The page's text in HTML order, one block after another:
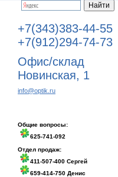
+7(343)383-44-55
+7(912)294-74-73
Офис/склад
Новинская, 1
info@optik.ru
Общие вопросы:
625-741-092
Отдел продаж:
411-507-400 Сергей
659-414-750 Денис